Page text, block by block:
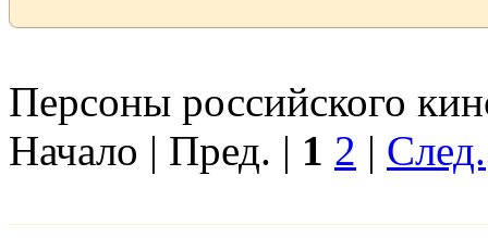
Персоны российского
Начало | Пред. | 1 2 | След.